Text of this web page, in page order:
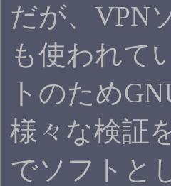
だが、VPN
も使われて
トのため
様々な検証
でソフトと